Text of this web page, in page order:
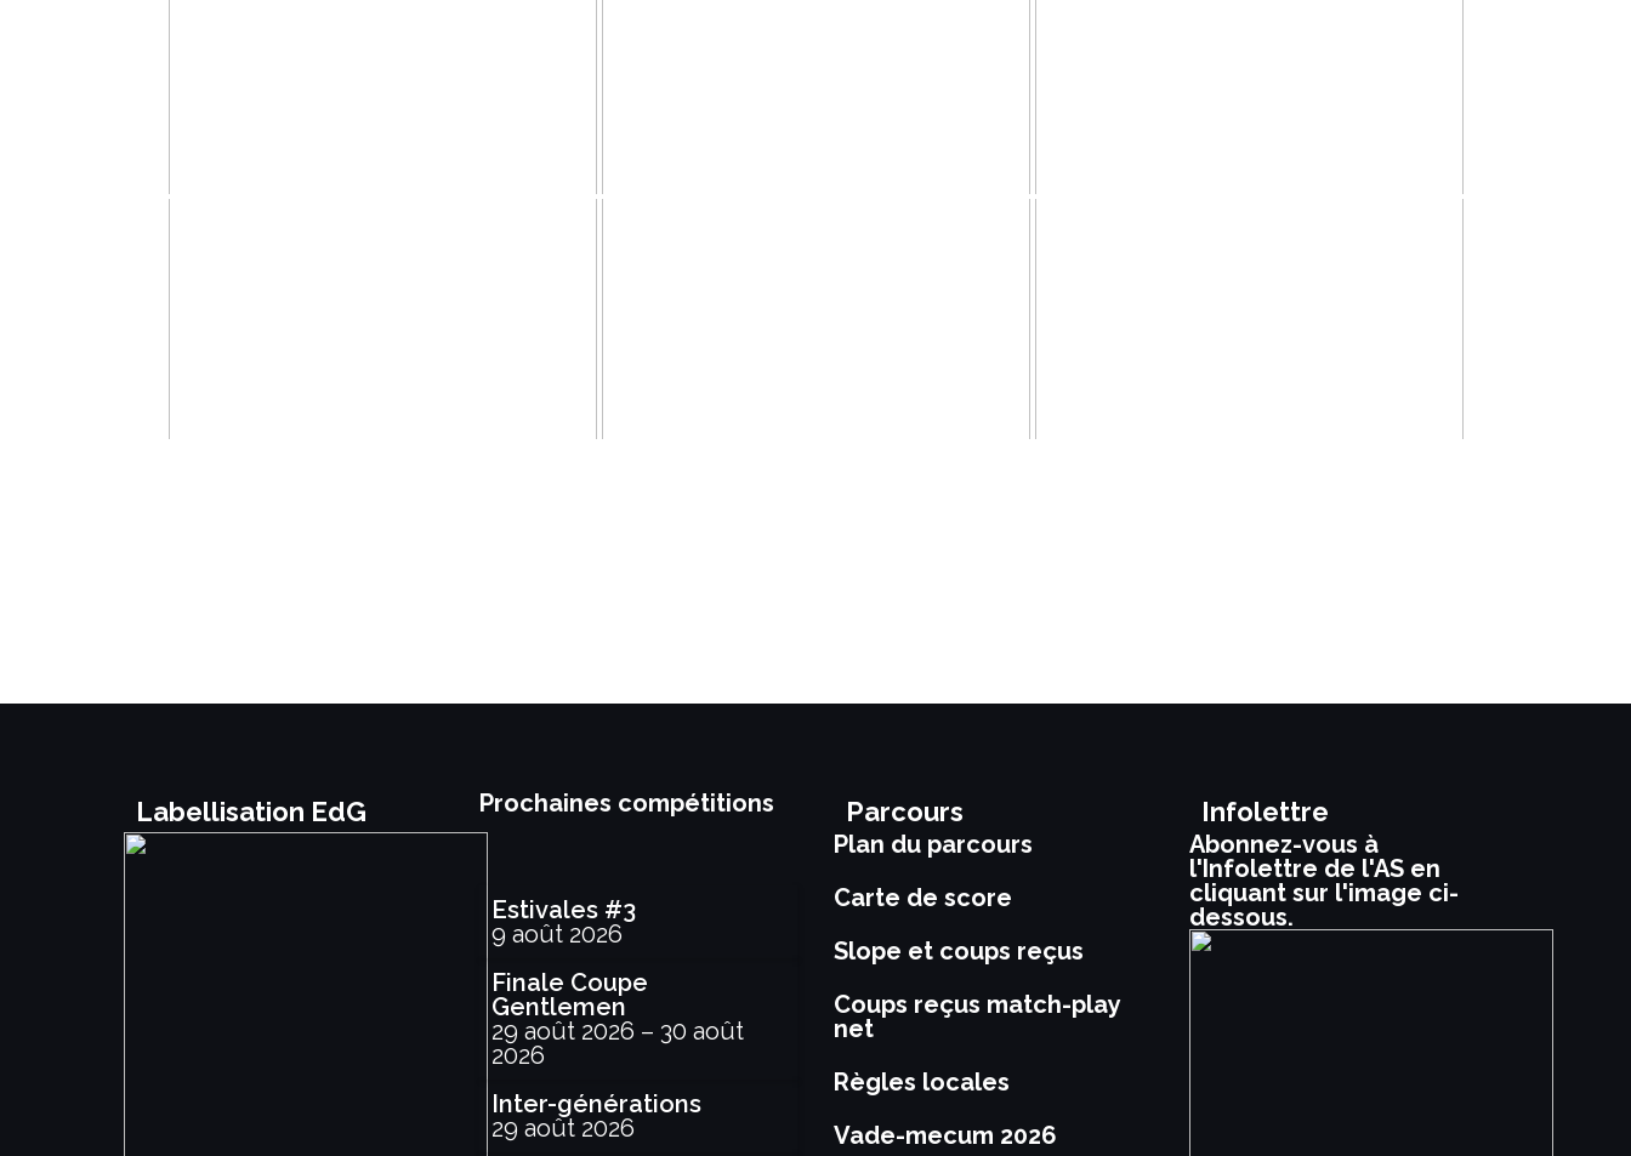
Labellisation EdG Prochaines compétitions
Estivales #3
9 août 2026
Finale Coupe
Gentlemen
29 août 2026 – 30 août
2026
Inter-générations
29 août 2026
Parcours
Plan du parcours
Carte de score
Slope et coups reçus
Coups reçus match-play
net
Règles locales
Vade-mecum 2026
Infolettre
Abonnez-vous à
l'Infolettre de l'AS en
cliquant sur l'image ci-
dessous.